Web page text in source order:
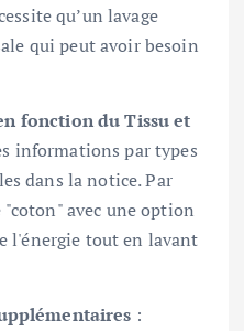
qu’un lavage
qui peut avoir besoin
fonction du Tissu et
informations par types
dans la notice. Par
avec une option
l'énergie tout en lavant
: